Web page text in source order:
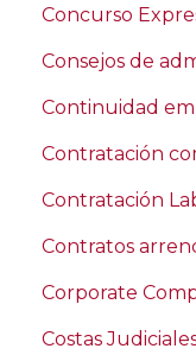
Concurso
Consejos de
Continuidad
Contratación
Contratación
Contratos
Corporate
Costas